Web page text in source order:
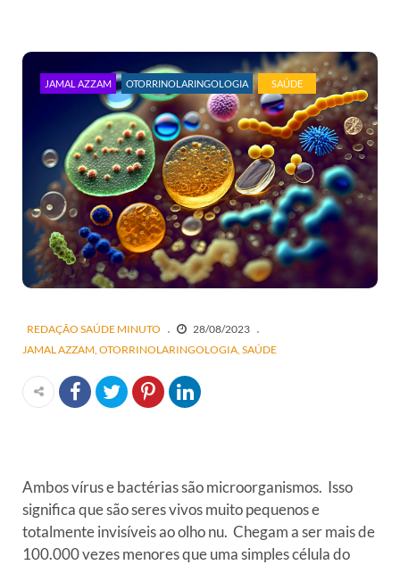
JAMAL AZZAM OTORRINOLARINGOLOGIA SAÚDE
REDAÇÃO SAÚDE MINUTO
28/08/2023
JAMAL AZZAM OTORRINOLARINGOLOGIA SAÚDE
Ambos vírus e bactérias são microorganismos. Isso
significa que são seres vivos muito pequenos e
totalmente invisíveis ao olho nu. Chegam a ser mais de
100.000 vezes menores que uma simples célula do